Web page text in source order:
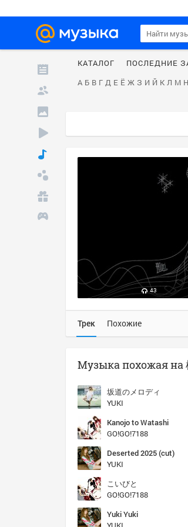
КАТАЛОГ
ПОСЛЕДНИЕ
А Б В Г Д Е Ё Ж З И Й К Л М Н
43
Трек Похожие
Музыка похожая на
坂道のメロディ
YUKI
Kanojo to Watashi
GO!GO!7188
Deserted 2025 (cut)
YUKI
こいびと
GO!GO!7188
Yuki Yuki